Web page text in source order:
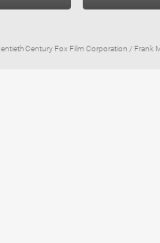
Century Fox Film Corporation / Frank